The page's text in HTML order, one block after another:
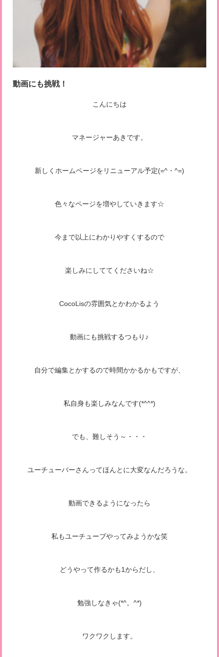
動画にも挑戦！
こんにちは
マネージャーあきです。
新しくホームページをリニューアル予定(=^・^=)
色々なページを増やしていきます☆
今まで以上にわかりやすくするので
楽しみにしててくださいね☆
CocoLisの雰囲気とかわかるよう
動画にも挑戦するつもり♪
自分で編集とかするので時間かかるかもですが、
私自身も楽しみなんです(*^^*)
でも、難しそう～・・・
ユーチューバーさんってほんとに大変なんだろうな。
動画できるようになったら
私もユーチューブやってみようかな笑
どうやって作るかも1からだし、
勉強しなきゃ(*^。^*)
ワクワクします。